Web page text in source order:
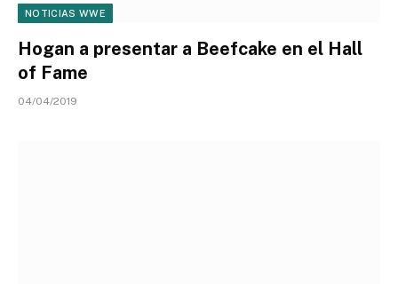
NOTICIAS WWE
Hogan a presentar a Beefcake en el Hall
of Fame
04/04/2019